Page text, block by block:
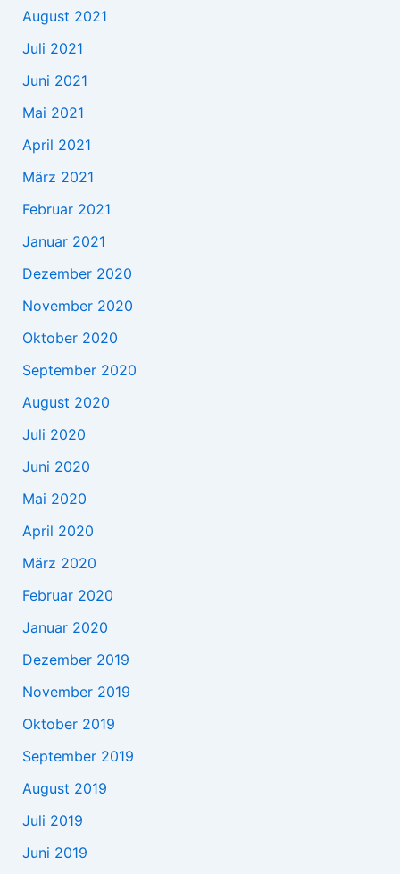
August 2021
Juli 2021
Juni 2021
Mai 2021
April 2021
März 2021
Februar 2021
Januar 2021
Dezember 2020
November 2020
Oktober 2020
September 2020
August 2020
Juli 2020
Juni 2020
Mai 2020
April 2020
März 2020
Februar 2020
Januar 2020
Dezember 2019
November 2019
Oktober 2019
September 2019
August 2019
Juli 2019
Juni 2019